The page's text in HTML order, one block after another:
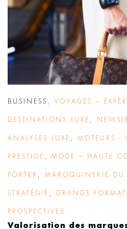
BUSINESS VOYAGES –
DESTINATIONS LUXE
ANALYSES LUXE MOTEURS -
PRESTIGE MODE – HAUTE
PORTER MAROQUINERIE DU
STRATÉGIE GRANDS
PROSPECTIVES
Valorisation des